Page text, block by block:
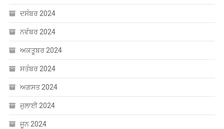
ਦਸੰਬਰ 2024
ਨਵੰਬਰ 2024
ਅਕਤੂਬਰ 2024
ਸਤੰਬਰ 2024
ਅਗਸਤ 2024
ਜੁਲਾਈ 2024
ਜੂਨ 2024